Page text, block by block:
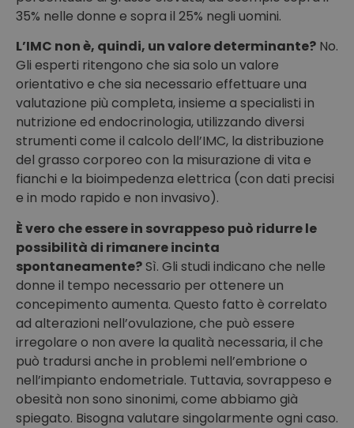
35% nelle donne e sopra il 25% negli uomini.
L’IMC non è, quindi, un valore determinante? No.
Gli esperti ritengono che sia solo un valore
orientativo e che sia necessario effettuare una
valutazione più completa, insieme a specialisti in
nutrizione ed endocrinologia, utilizzando diversi
strumenti come il calcolo dell’IMC, la distribuzione
del grasso corporeo con la misurazione di vita e
fianchi e la bioimpedenza elettrica (con dati precisi
e in modo rapido e non invasivo).
È vero che essere in sovrappeso può ridurre le
possibilità di rimanere incinta
spontaneamente?Sì. Gli studi indicano che nelle
donne il tempo necessario per ottenere un
concepimento aumenta. Questo fatto è correlato
ad alterazioni nell’ovulazione, che può essere
irregolare o non avere la qualità necessaria, il che
può tradursi anche in problemi nell’embrione o
nell’impianto endometriale. Tuttavia, sovrappeso e
obesità non sono sinonimi, come abbiamo già
spiegato. Bisogna valutare singolarmente ogni caso.